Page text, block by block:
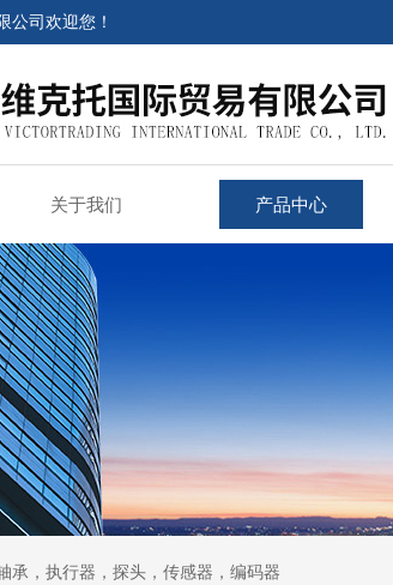
公司欢迎您！
关于我们 产品中心
承，执行器，探头，传感器，编码器